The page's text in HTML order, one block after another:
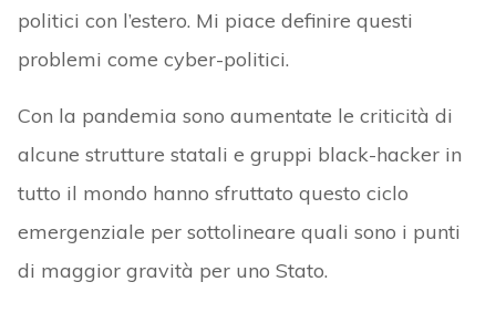
politici con l’estero. Mi piace definire questi
problemi come cyber-politici.
Con la pandemia sono aumentate le criticità di
alcune strutture statali e gruppi black-hacker in
tutto il mondo hanno sfruttato questo ciclo
emergenziale per sottolineare quali sono i punti
di maggior gravità per uno Stato.